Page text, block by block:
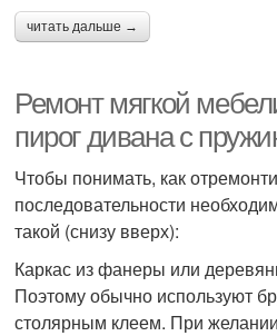
читать дальше →
Ремонт мягкой
пирог дивана с
Чтобы понимать, как
последовательности
такой (снизу вверх):
Каркас из фанеры или
Поэтому обычно используют
столярным клеем. При